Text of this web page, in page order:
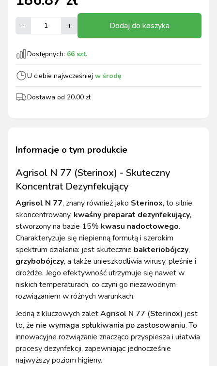
– + Dodaj do koszyka
Dostępnych: 66 szt.
U ciebie najwcześniej w środę
Dostawa od 20.00 zł
Informacje o tym produkcie
Agrisol N 77 (Sterinox) - Skuteczny
Koncentrat Dezynfekujący
Agrisol N 77, znany również jako Sterinox, to silnie
skoncentrowany, kwaśny preparat dezynfekujący,
stworzony na bazie 15% kwasu nadoctowego.
Charakteryzuje się niepienną formułą i szerokim
spektrum działania: jest skutecznie bakteriobójczy,
grzybobójczy, a także unieszkodliwia wirusy, pleśnie i
drożdże. Jego efektywność utrzymuje się nawet w
niskich temperaturach, co czyni go niezawodnym
rozwiązaniem w różnych warunkach.
Jedną z kluczowych zaletAgrisol N 77 (Sterinox) jest
to, że nie wymaga spłukiwania po zastosowaniu. To
innowacyjne rozwiązanie znacząco przyspiesza i ułatwia
procesy dezynfekcji, zapewniając jednocześnie
najwyższy poziom higieny.